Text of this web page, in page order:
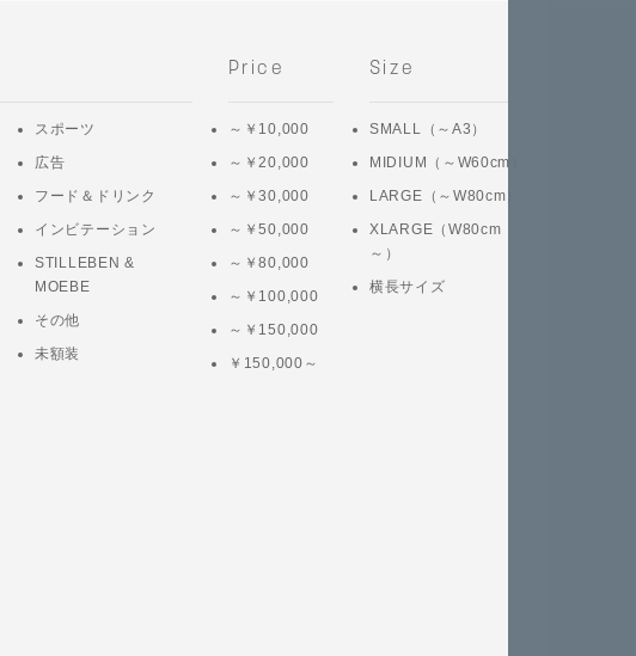
スポーツ
広告
フード＆ドリンク
インビテーション
STILLEBEN &
MOEBE
その他
未額装
Price
～￥10,000
～￥20,000
～￥30,000
～￥50,000
～￥80,000
～￥100,000
～￥150,000
￥150,000～
Size
SMALL（～A3）
MIDIUM（～W60cm）
LARGE（～W80cm）
XLARGE（W80cm
～）
横長サイズ